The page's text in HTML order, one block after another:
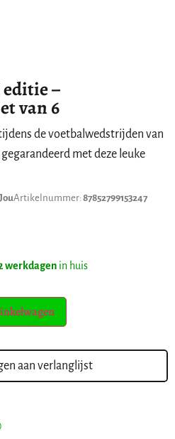
–
van 6
de voetbalwedstrijden van
met deze leuke
Artikelnummer: 87852799153247
werkdagen in huis
aan verlanglijst